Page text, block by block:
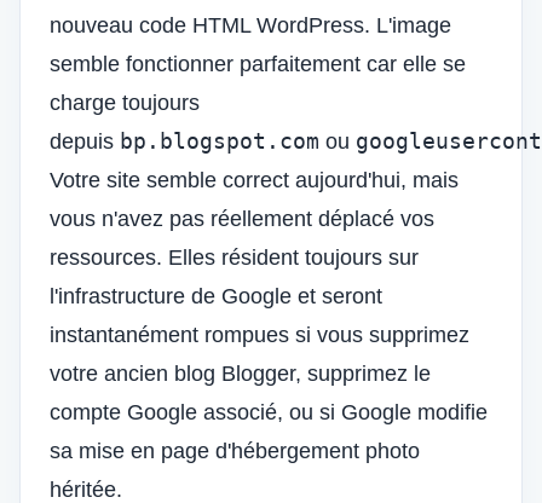
nouveau code HTML WordPress. L'image
semble fonctionner parfaitement car elle se
charge toujours
depuis bp.blogspot.com ou
Votre site semble correct aujourd'hui, mais
vous n'avez pas réellement déplacé vos
ressources. Elles résident toujours sur
l'infrastructure de Google et seront
instantanément rompues si vous supprimez
votre ancien blog Blogger, supprimez le
compte Google associé, ou si Google modifie
sa mise en page d'hébergement photo
héritée.